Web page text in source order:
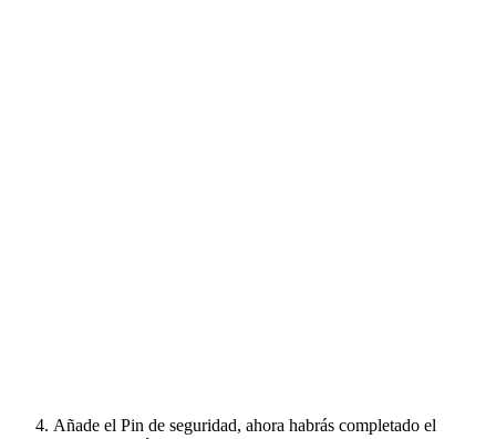
Añade el Pin de seguridad, ahora habrás completado el